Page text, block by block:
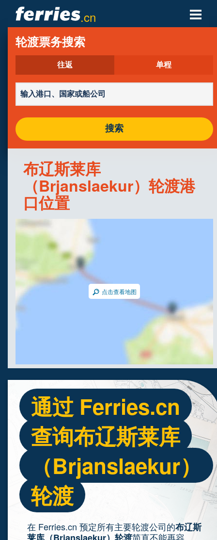
.cn
轮渡公司
轮渡目的地
轮渡航线
轮渡港口
管理预定
轮渡票务搜索
往返 单程
搜索
布辽斯莱库
（Brjanslaekur）轮渡港
口位置
点击查看地图
通过 Ferries.cn
查询布辽斯莱库
（Brjanslaekur）
轮渡
在 Ferries.cn 预定所有主要轮渡公司的布辽斯
简直不能再容